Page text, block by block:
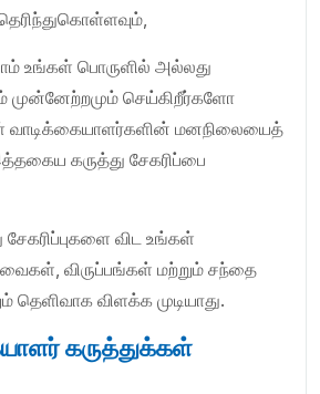
உங்கள் பொருளில் அல்லது
முன்னேற்றமும் செய்கிறீர்களோ
வாடிக்கையாளர்களின் மனநிலையைத்
கருத்து சேகரிப்பை
விட உங்கள்
விருப்பங்கள் மற்றும் சந்தை
தெளிவாக விளக்க முடியாது.
கருத்துக்கள்